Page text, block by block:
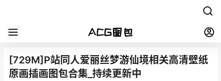
[729M]P站同人爱丽丝梦游仙境相关高清壁纸
原画插画图包合集_持续更新中